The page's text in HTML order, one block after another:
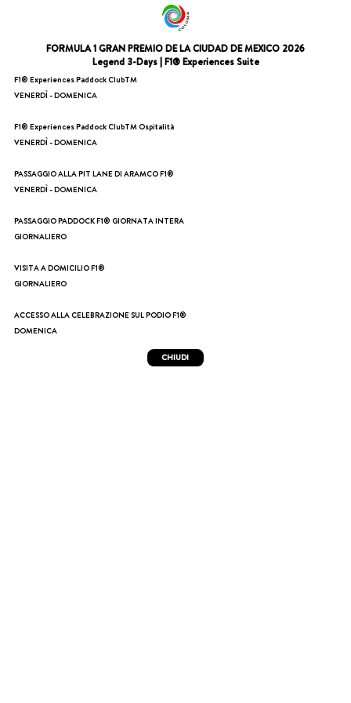
FORMULA 1 GRAN PREMIO DE LA CIUDAD DE MEXICO 2026
Legend 3-Days | F1® Experiences Suite
F1® Experiences Paddock ClubTM
VENERDÌ - DOMENICA
F1® Experiences Paddock ClubTM Ospitalità
VENERDÌ - DOMENICA
PASSAGGIO ALLA PIT LANE DI ARAMCO F1®
VENERDÌ - DOMENICA
PASSAGGIO PADDOCK F1® GIORNATA INTERA
GIORNALIERO
VISITA A DOMICILIO F1®
GIORNALIERO
ACCESSO ALLA CELEBRAZIONE SUL PODIO F1®
DOMENICA
CHIUDI